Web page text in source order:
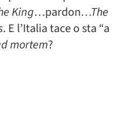
King…pardon…The
. E l’Italia tace o sta “a
mortem?